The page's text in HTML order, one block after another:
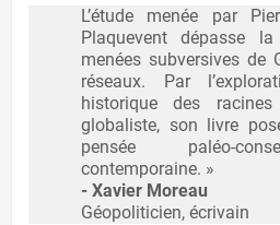
L’étude menée par
Plaquevent dépasse
menées subversives de
réseaux. Par
historique des
globaliste, son livre
pensée paléo-
contemporaine. »
- Xavier Moreau
Géopoliticien, écrivain